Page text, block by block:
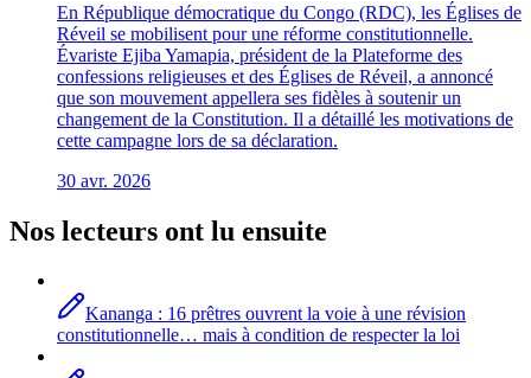
En République démocratique du Congo (RDC), les Églises de
Réveil se mobilisent pour une réforme constitutionnelle.
Évariste Ejiba Yamapia, président de la Plateforme des
confessions religieuses et des Églises de Réveil, a annoncé
que son mouvement appellera ses fidèles à soutenir un
changement de la Constitution. Il a détaillé les motivations de
cette campagne lors de sa déclaration.
30 avr. 2026
Nos lecteurs ont lu ensuite
Kananga : 16 prêtres ouvrent la voie à une révision
constitutionnelle… mais à condition de respecter la loi